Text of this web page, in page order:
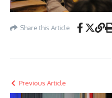
Share this Article
Previous Article